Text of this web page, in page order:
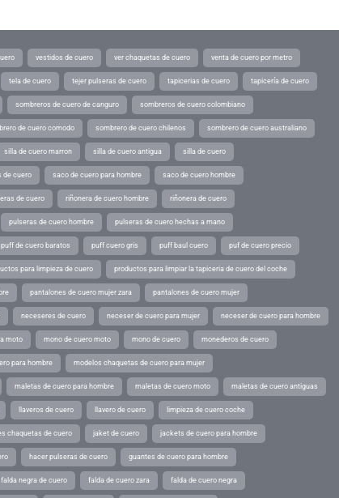
vestidos de cuero ver chaquetas de cuero venta de cuero por metro
tela de cuero tejer pulseras de cuero tapicerias de cuero tapicería de cuero
sombreros de cuero de canguro sombreros de cuero colombiano
de cuero comodo sombrero de cuero chilenos sombrero de cuero australiano
silla de cuero marron silla de cuero antigua silla de cuero
de cuero saco de cuero para hombre saco de cuero hombre
de cuero riñonera de cuero hombre riñonera de cuero
pulseras de cuero hombre pulseras de cuero hechas a mano
puff de cuero baratos puff cuero gris puff baul cuero puf de cuero precio
para limpieza de cuero productos para limpiar la tapiceria de cuero del coche
pantalones de cuero mujer zara pantalones de cuero mujer
neceseres de cuero neceser de cuero para mujer neceser de cuero para hombre
moto mono de cuero moto mono de cuero monederos de cuero
para hombre modelos chaquetas de cuero para mujer
maletas de cuero para hombre maletas de cuero moto maletas de cuero antiguas
llaveros de cuero llavero de cuero limpieza de cuero coche
chaquetas de cuero jaket de cuero jackets de cuero para hombre
hacer pulseras de cuero guantes de cuero para hombre
falda negra de cuero falda de cuero zara falda de cuero negra